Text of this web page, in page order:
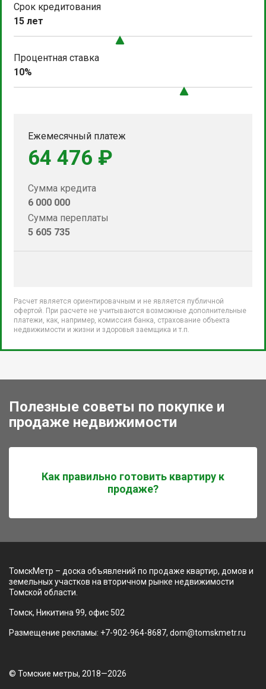
Срок кредитования
15 лет
Процентная ставка
10%
Ежемесячный платеж
64 476 ₽
Сумма кредита
6 000 000
Сумма переплаты
5 605 735
Расчет является ориентировачным и не является публичной
офертой. При расчете не учитываются возможные дополнительные
платежи, как, например, комиссия банка, страхование объекта
недвижимости и жизни и здоровья заемщика и т.п.
Полезные советы по покупке и
продаже недвижимости
Как правильно готовить квартиру к
продаже?
ТомскМетр – доска объявлений по продаже квартир, домов и
земельных участков на вторичном рынке недвижимости
Томской области.
Томск, Никитина 99, офис 502
Размещение рекламы: +7-902-964-8687, dom@tomskmetr.ru
© Томские метры, 2018—2026